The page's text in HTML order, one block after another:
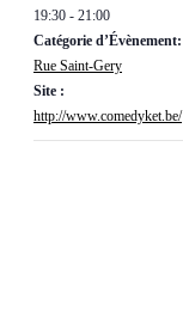
19:30 - 21:00
Catégorie d’Évènement:
Rue Saint-Gery
Site :
http://www.comedyket.be/